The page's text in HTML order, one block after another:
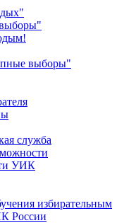
выборы"
служба
УИК
избирательным
России